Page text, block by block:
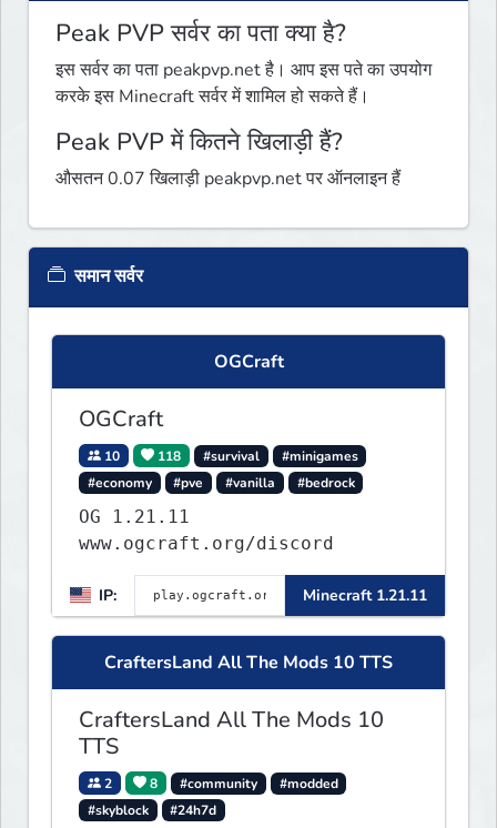
Peak PVP सर्वर का पता क्या है?
इस सर्वर का पता peakpvp.net है। आप इस पते का उपयोग
करके इस Minecraft सर्वर में शामिल हो सकते हैं।
Peak PVP में कितने खिलाड़ी हैं?
औसतन 0.07 खिलाड़ी peakpvp.net पर ऑनलाइन हैं
समान सर्वर
OGCraft
OGCraft
10 118 #survival
#minigames
#economy
#pve #vanilla #bedrock
OG 1.21.11
www.ogcraft.org/discord
IP: Minecraft 1.21.11
CraftersLand All The Mods 10 TTS
CraftersLand All The Mods 10
TTS
2 8 #community
#modded
#skyblock
#24h7d